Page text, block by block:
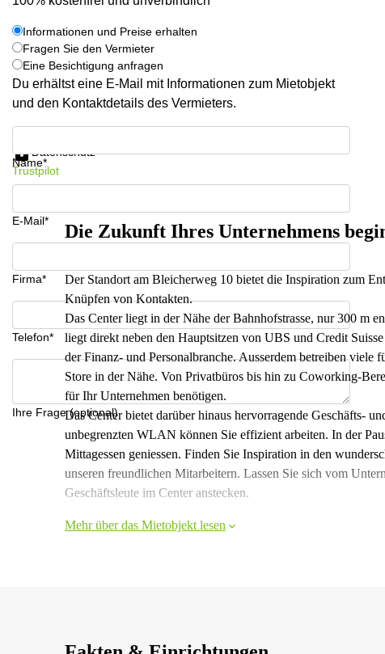
Informationen und Preise erhalten
Fragen Sie den Vermieter
Eine Besichtigung anfragen
Du erhältst eine E-Mail mit Informationen zum Mietobjekt
und den Kontaktdetails des Vermieters.
Name*
E-Mail*
Firma*
Telefon*
Ihre Frage (optional)
Datenschutz
Trustpilot
Die Zukunft Ihres Unternehmens
Der Standort am Bleicherweg 10 bietet die Inspiration zum
Knüpfen von Kontakten.
Das Center liegt in der Nähe der Bahnhofstrasse, nur 300 m
liegt direkt neben den Hauptsitzen von UBS und Credit
der Finanz- und Personalbranche. Ausserdem betreiben
Store in der Nähe. Von Privatbüros bis hin zu Coworking-
für Ihr Unternehmen benötigen.
Das Center bietet darüber hinaus hervorragende Geschäfts-
unbegrenzten WLAN können Sie effizient arbeiten. In der
Mittagessen geniessen. Finden Sie Inspiration in den
unseren freundlichen Mitarbeitern. Lassen Sie sich vom
Geschäftsleute im Center anstecken.
Mehr über das Mietobjekt lesen